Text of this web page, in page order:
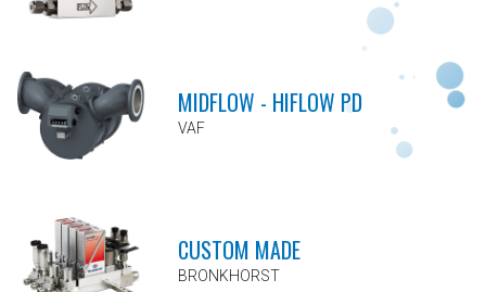
MIDFLOW - HIFLOW PD
VAF
CUSTOM MADE
BRONKHORST